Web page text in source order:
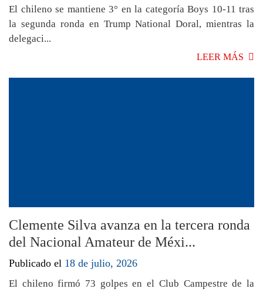
El chileno se mantiene 3° en la categoría Boys 10-11 tras
la segunda ronda en Trump National Doral, mientras la
delegaci...
LEER MÁS
Clemente Silva avanza en la tercera ronda
del Nacional Amateur de Méxi...
Publicado el 18 de julio, 2026
El chileno firmó 73 golpes en el Club Campestre de la